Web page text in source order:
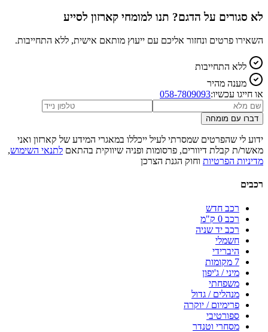
לא סגורים על הדגם? תנו למומחי קארזון לסייע
השאירו פרטים ונחזור אליכם עם ייעוץ מותאם אישית, ללא התחייבות.
ללא התחייבות
מענה מהיר
או חייגו עכשיו:058-7809093
דברו עם מומחה
ידוע לי שהפרטים שמסרתי לעיל ייכללו במאגרי המידע של קארזון ואני
מאשר/ת קבלת דיוורים, פרסומות ופניה שיווקית בהתאם לתנאי השימוש,
מדיניות הפרטיות וחוק הגנת הצרכן
רכבים
רכב חדש
רכב 0 ק"מ
רכב יד שניה
חשמלי
היברידי
7 מקומות
מיני / ג'יפון
משפחתי
מנהלים / גדול
פרימיום / יוקרה
ספורטיבי
מסחרי וטנדר